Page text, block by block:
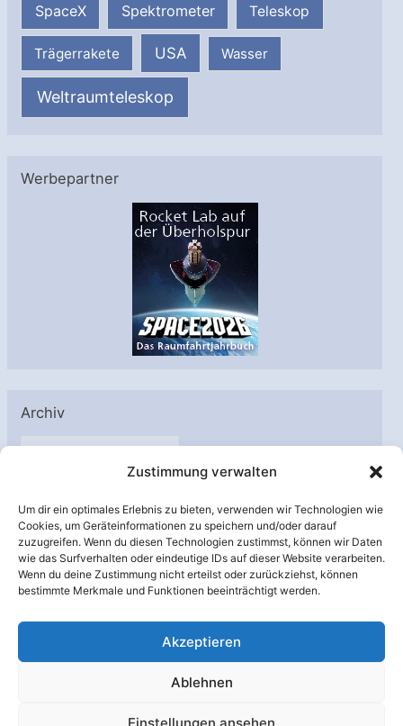
Zustimmung verwalten
Um dir ein optimales Erlebnis zu bieten, verwenden wir Technologien wie
Cookies, um Geräteinformationen zu speichern und/oder darauf
zuzugreifen. Wenn du diesen Technologien zustimmst, können wir Daten
wie das Surfverhalten oder eindeutige IDs auf dieser Website verarbeiten.
Wenn du deine Zustimmung nicht erteilst oder zurückziehst, können
bestimmte Merkmale und Funktionen beeinträchtigt werden.
Akzeptieren
Ablehnen
Einstellungen ansehen
SpaceX Spektrometer Teleskop
Trägerrakete USA Wasser
Weltraumteleskop
Werbepartner
Archiv
A
h
i
v
Unterstützt von: